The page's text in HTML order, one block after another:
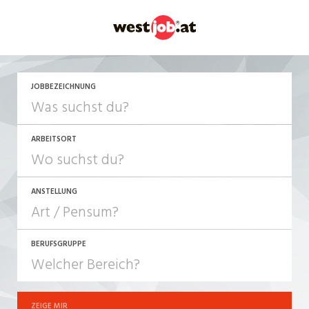
JOBBEZEICHNUNG
ARBEITSORT
ANSTELLUNG
JOB-TYP
Festanstellung
BERUFSGRUPPE
ZEIGE MIR